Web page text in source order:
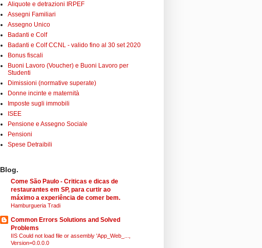
Aliquote e detrazioni IRPEF
Assegni Familiari
Assegno Unico
Badanti e Colf
Badanti e Colf CCNL - valido fino al 30 set 2020
Bonus fiscali
Buoni Lavoro (Voucher) e Buoni Lavoro per
Studenti
Dimissioni (normative superate)
Donne incinte e maternità
Imposte sugli immobili
ISEE
Pensione e Assegno Sociale
Pensioni
Spese Detraibili
Blog.
Come São Paulo - Criticas e dicas de
restaurantes em SP, para curtir ao
máximo a experiência de comer bem.
Hamburgueria Tradi
Common Errors Solutions and Solved
Problems
IIS Could not load file or assembly 'App_Web_...,
Version=0.0.0.0